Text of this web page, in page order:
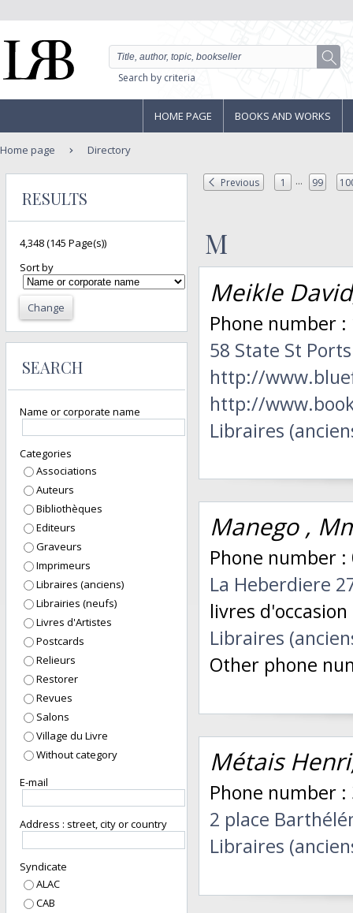
Search by criteria
HOME PAGE BOOKS AND WORKS
Home page Directory
RESULTS
4,348(145 Page(s))
Sort by
Change
SEARCH
Name or corporate name
Categories
Associations
Auteurs
Bibliothèques
Editeurs
Graveurs
Imprimeurs
Libraires (anciens)
Librairies (neufs)
Livres d'Artistes
Postcards
Relieurs
Restorer
Revues
Salons
Village du Livre
Without category
E-mail
Address : street, city or country
Syndicate
ALAC
CAB
Previous 1 ... 99
M
Meikle
Phone number :
58 State St
http://
http://
Libraires
Manego ,
Phone number :
La Heberdiere
livres
Libraires
Other phone
Métais
Phone number :
2 place
Libraires